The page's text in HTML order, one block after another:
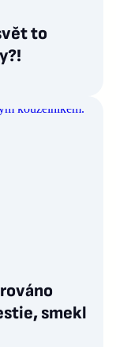
to
smekl